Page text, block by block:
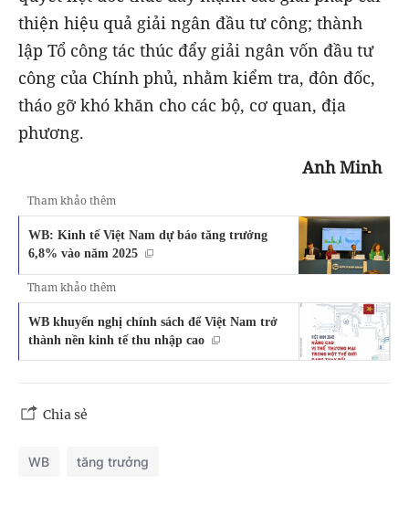
thiện hiệu quả giải ngân đầu tư công; thành
lập Tổ công tác thúc đẩy giải ngân vốn đầu tư
công của Chính phủ, nhằm kiểm tra, đôn đốc,
tháo gỡ khó khăn cho các bộ, cơ quan, địa
phương.
Anh Minh
Tham khảo thêm
WB: Kinh tế Việt Nam dự báo tăng trưởng
6,8% vào năm 2025
Tham khảo thêm
WB khuyến nghị chính sách để Việt Nam trở
thành nền kinh tế thu nhập cao
Chia sẻ
WB tăng trưởng